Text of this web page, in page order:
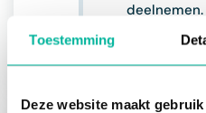
Toestemming
Deze website maakt
deelnemen.